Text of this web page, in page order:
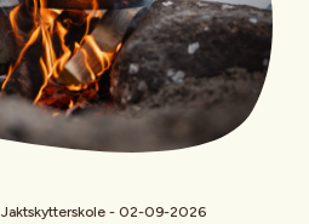
Jaktskytterskole - 02-09-2026